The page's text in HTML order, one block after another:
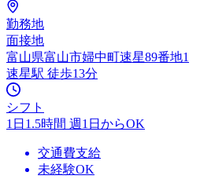
勤務地
面接地
富山県富山市婦中町速星89番地1
速星駅 徒歩13分
シフト
1日1.5時間 週1日からOK
交通費支給
未経験OK